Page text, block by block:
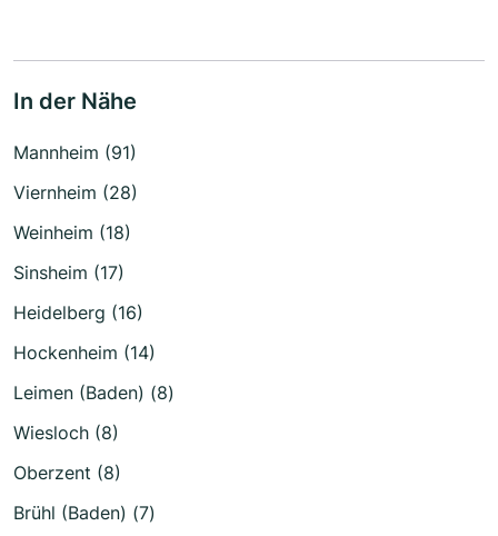
In der Nähe
Mannheim (91)
Viernheim (28)
Weinheim (18)
Sinsheim (17)
Heidelberg (16)
Hockenheim (14)
Leimen (Baden) (8)
Wiesloch (8)
Oberzent (8)
Brühl (Baden) (7)